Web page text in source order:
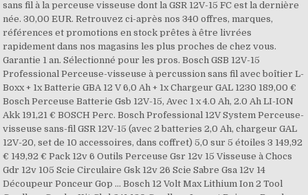
sans fil à la perceuse visseuse dont la GSR 12V-15 FC est la dernière
née. 30,00 EUR. Retrouvez ci-après nos 340 offres, marques,
références et promotions en stock prêtes à être livrées
rapidement dans nos magasins les plus proches de chez vous.
Garantie 1 an. Sélectionné pour les pros. Bosch GSB 12V-15
Professional Perceuse-visseuse à percussion sans fil avec boîtier L-
Boxx + 1x Batterie GBA 12 V 6,0 Ah + 1x Chargeur GAL 1230 189,00 €
Bosch Perceuse Batterie Gsb 12V-15, Avec 1 x 4.0 Ah, 2.0 Ah LI-ION
Akk 191,21 € BOSCH Perc. Bosch Professional 12V System Perceuse-
visseuse sans-fil GSR 12V-15 (avec 2 batteries 2,0 Ah, chargeur GAL
12V-20, set de 10 accessoires, dans coffret) 5,0 sur 5 étoiles 3 149,92
€ 149,92 € Pack 12v 6 Outils Perceuse Gsr 12v 15 Visseuse à Chocs
Gdr 12v 105 Scie Circulaire Gsk 12v 26 Scie Sabre Gsa 12v 14
Découpeur Ponceur Gop ... Bosch 12 Volt Max Lithium Ion 2 Tool